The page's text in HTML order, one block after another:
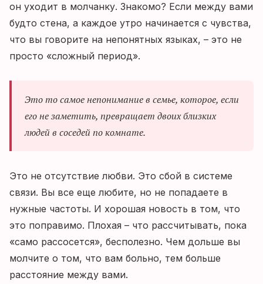
он уходит в молчанку. Знакомо? Если между вами
будто стена, а каждое утро начинается с чувства,
что вы говорите на непонятных языках, – это не
просто «сложный период».
Это то самое непонимание в семье, которое, если
его не заметить, превращает двоих близких
людей в соседей по комнате.
Это не отсутствие любви. Это сбой в системе
связи. Вы все еще любите, но не попадаете в
нужные частоты. И хорошая новость в том, что
это поправимо. Плохая – что рассчитывать, пока
«само рассосется», бесполезно. Чем дольше вы
молчите о том, что вам больно, тем больше
расстояние между вами.